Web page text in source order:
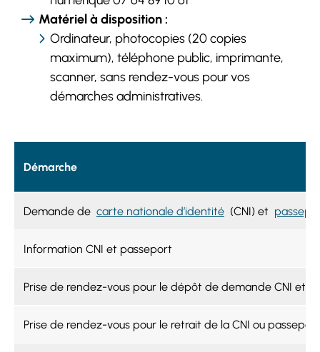
Matériel à disposition :
Ordinateur, photocopies (20 copies
maximum), téléphone public, imprimante,
scanner, sans rendez-vous pour vos
démarches administratives.
Démarche
Demande de carte nationale d’identité (CNI) et
Information CNI et passeport
Prise de rendez-vous pour le dépôt de demande CNI et
Prise de rendez-vous pour le retrait de la CNI ou passeport